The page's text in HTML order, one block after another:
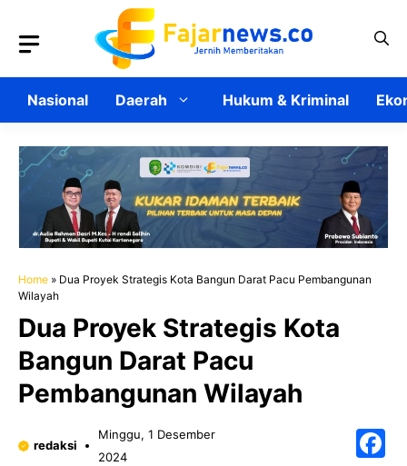
Nasional Daerah Hukum & Kriminal
Home » Dua Proyek Strategis Kota Bangun Darat Pacu Pembangunan
Wilayah
Dua Proyek Strategis Kota
Bangun Darat Pacu
Pembangunan Wilayah
redaksi
Minggu, 1 Desember
2024